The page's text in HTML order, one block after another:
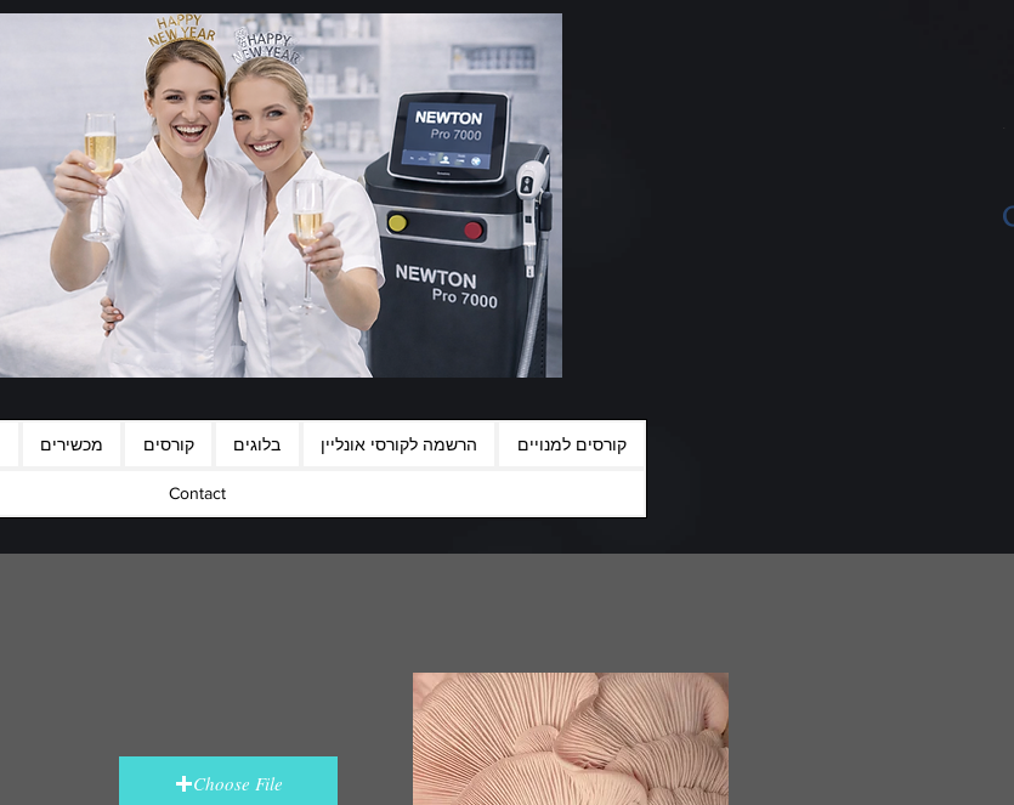
מכשירים קורסים בלוגים הרשמה לקורסי אונליין קורסים למנויים
Contact
Choose File